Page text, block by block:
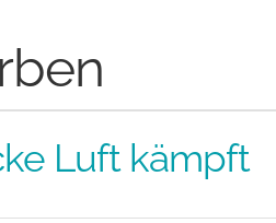
Luft kämpft